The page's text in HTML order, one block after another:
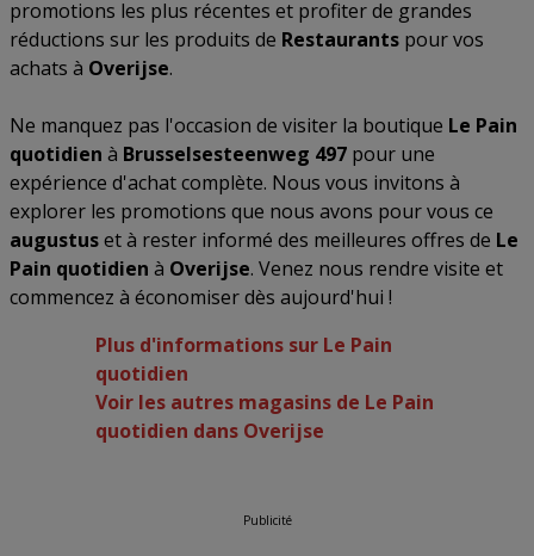
promotions les plus récentes et profiter de grandes
réductions sur les produits de Restaurants pour vos
achats à Overijse.
Ne manquez pas l'occasion de visiter la boutique Le Pain
quotidien à Brusselsesteenweg 497 pour une
expérience d'achat complète. Nous vous invitons à
explorer les promotions que nous avons pour vous ce
augustuset à rester informé des meilleures offres de Le
Pain quotidien à Overijse. Venez nous rendre visite et
commencez à économiser dès aujourd'hui !
Plus d'informations sur Le Pain
quotidien
Voir les autres magasins de Le Pain
quotidien dans Overijse
Publicité